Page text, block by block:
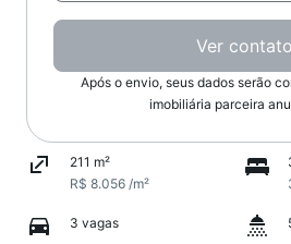
Ver contato
Após o envio, seus dados serão
imobiliária parceira
211 m²
R$ 8.056 /m²
3 vagas